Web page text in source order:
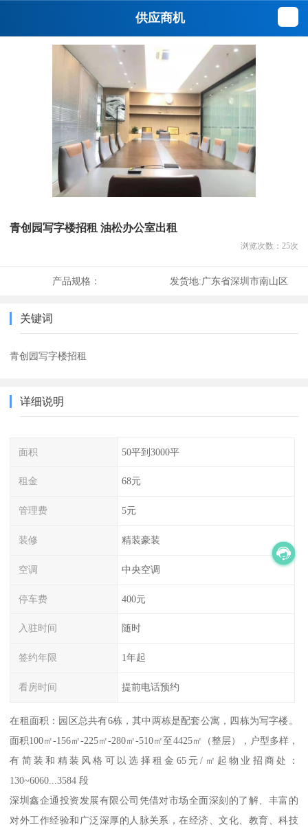
供应商机
青创园写字楼招租 油松办公室出租
浏览次数： 25次
产品规格： 发货地:广东省深圳市南山区
关键词
青创园写字楼招租
详细说明
面积 50平到3000平
租金 68元
管理费 5元
装修 精装豪装
空调 中央空调
停车费 400元
入驻时间 随时
签约年限 1年起
看房时间 提前电话预约
在租面积：园区总共有6栋，其中两栋是配套公寓，四栋为写字楼。
面积100㎡-156㎡-225㎡-280㎡-510㎡至4425㎡（整层），户型多样，
有简装和精装风格可以选择租金65元/㎡起物业招商处：
130~6060...3584 段
深圳鑫企通投资发展有限公司凭借对市场全面深刻的了解、丰富的
对外工作经验和广泛深厚的人脉关系，在经济、文化、教育、科技